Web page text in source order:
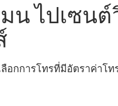
น ไปเซน
อกการโทรที่มีอัตราค่าโ